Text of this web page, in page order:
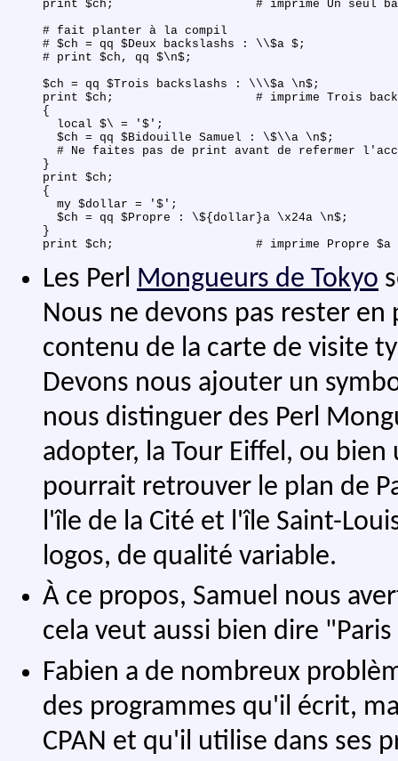
print $ch;                    # imprime Un seul
# fait planter à la compil
# $ch = qq $Deux backslashs : \\$a $;
# print $ch, qq $\n$;
$ch = qq $Trois backslashs : \\\$a \n$;
print $ch;                    # imprime Trois
{
  local $\ = '$';
  $ch = qq $Bidouille Samuel : \$\\a \n$;
# Ne faites pas de print avant de refermer
}
print $ch;
{
  my $dollar = '$';
  $ch = qq $Propre : \${dollar}a \x24a \n$;
}
Les Perl Mongueurs de Tokyo
Nous ne devons pas rester
contenu de la carte de visite
Devons nous ajouter un
nous distinguer des Perl
adopter, la Tour Eiffel, ou
pourrait retrouver le plan de
l'île de la Cité et l'île Saint-
logos, de qualité variable.
À ce propos, Samuel nous
cela veut aussi bien dire
Fabien a de nombreux
des programmes qu'il écrit,
CPAN et qu'il utilise dans ses